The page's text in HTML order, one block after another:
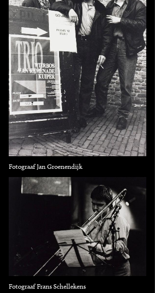
Fotograaf Jan Groenendijk
Fotograaf Frans Schellekens